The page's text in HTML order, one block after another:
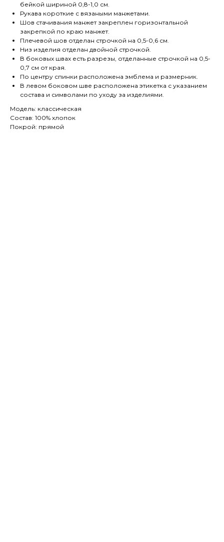
бейкой шириной 0,8-1,0 см.
Рукава короткие с вязаными манжетами.
Шов стачивания манжет закреплен горизонтальной
закрепкой по краю манжет.
Плечевой шов отделан строчкой на 0,5-0,6 см.
Низ изделия отделан двойной строчкой.
В боковых швах есть разрезы, отделанные строчкой на 0,5-
0,7 см от края.
По центру спинки расположена эмблема и размерник.
В левом боковом шве расположена этикетка с указанием
состава и символами по уходу за изделиями.
Модель: классическая
Состав: 100% хлопок
Покрой: прямой